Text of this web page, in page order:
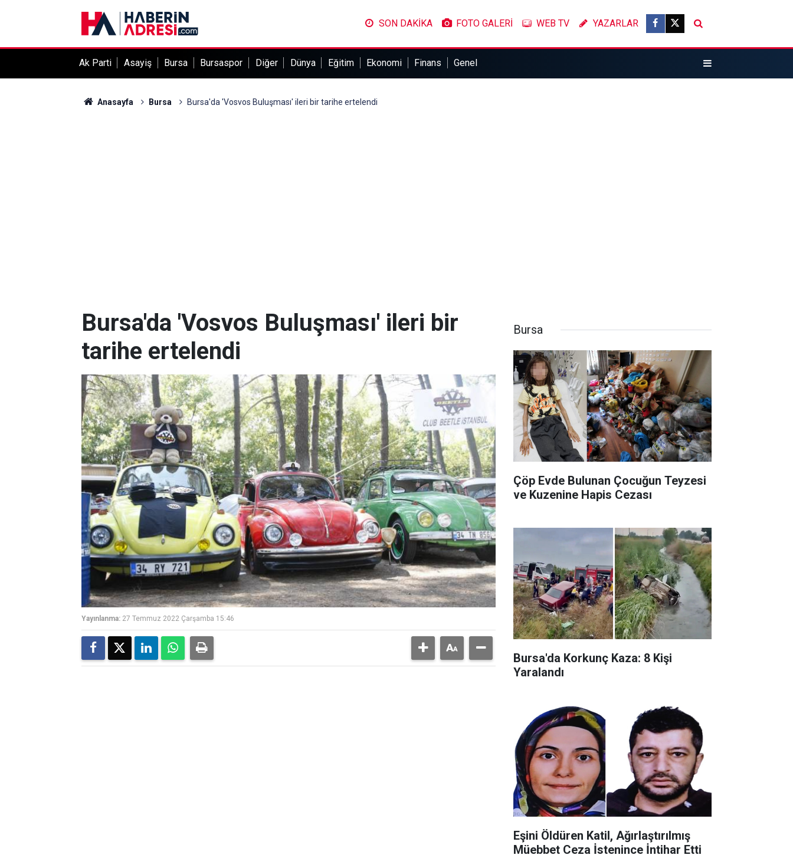
SON DAKİKA FOTO GALERİ WEB TV YAZARLAR
Ak Parti Asayiş Bursa Bursaspor Diğer Dünya Eğitim Ekonomi Finans Genel
Anasayfa Bursa Bursa'da 'Vosvos Buluşması' ileri bir tarihe ertelendi
Bursa'da 'Vosvos Buluşması' ileri bir
tarihe ertelendi
Yayınlanma: 27 Temmuz 2022 Çarşamba 15:46
Bursa
Çöp Evde Bulunan Çocuğun Teyzesi
ve Kuzenine Hapis Cezası
Bursa'da Korkunç Kaza: 8 Kişi
Yaralandı
Eşini Öldüren Katil, Ağırlaştırılmış
Müebbet Ceza İstenince İntihar Etti